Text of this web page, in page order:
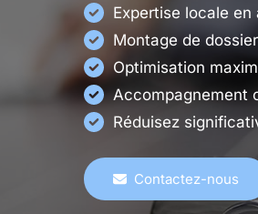
Expertise locale en
Montage de
Optimisation
Accompagnement
Réduisez
Contactez-nous